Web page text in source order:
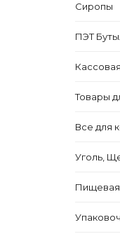
Сиропы
ПЭТ
Товары
Все для
Уголь,
Пищевая